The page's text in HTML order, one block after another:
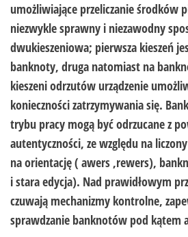
umożliwiające przeliczanie środków
niezwykle sprawny i niezawodny
dwukieszeniowa; pierwsza kieszeń
banknoty, druga natomiast na
kieszeni odrzutów urządzenie
konieczności zatrzymywania się.
trybu pracy mogą być odrzucane z
autentyczności, ze względu na
na orientację ( awers ,rewers),
i stara edycja). Nad prawidłowym
czuwają mechanizmy kontrolne,
sprawdzanie banknotów pod kątem